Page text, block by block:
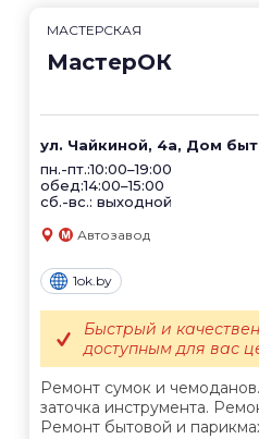
МАСТЕРСКАЯ
МастерОК
ул. Чайкиной, 4а, Дом
пн.-пт.:10:00–19:00
обед:14:00–15:00
сб.-вс.: выходной
Автозавод
1ok.by
Ремонт сумок и
заточка инструмента.
Ремонт бытовой и
Быстрый и
доступным для вас